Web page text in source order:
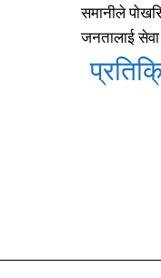
समानीले
जनतालाई